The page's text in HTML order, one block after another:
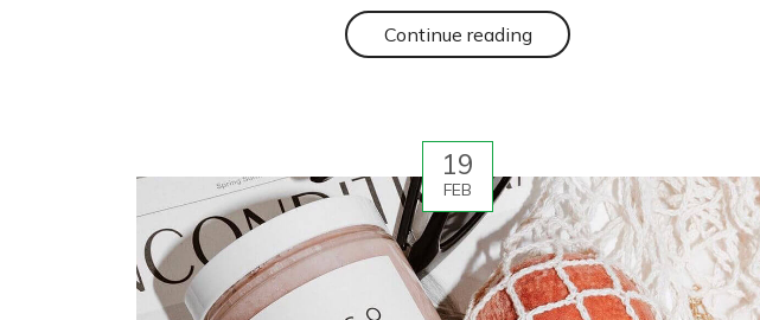
Continue reading
19
FEB